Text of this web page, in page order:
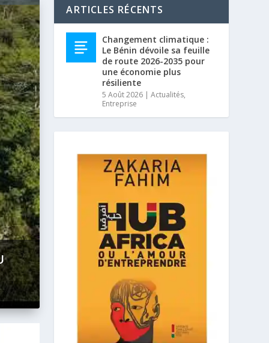
ARTICLES RÉCENTS
Changement climatique :
Le Bénin dévoile sa feuille
de route 2026-2035 pour
une économie plus
résiliente
5 Août 2026 |Actualités,
Entreprise